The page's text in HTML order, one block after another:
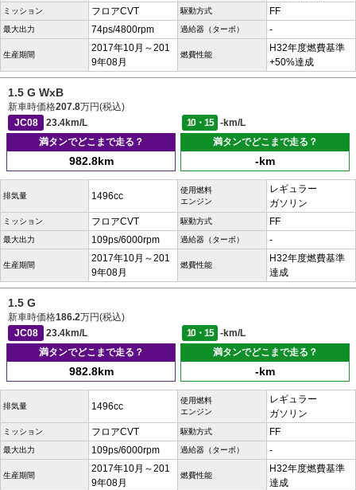
ミッション フロアCVT 駆動方式 FF
最大出力 74ps/4800rpm 過給器（ターボ） -
生産期間
2017年10月～201
9年08月
燃費性能
H32年度燃費基準
+50%達成
1.5 G WxB
新車時価格207.8万円(税込)
JC08
23.4km/L 10・15
-km/L
満タンでどこまで走る？
982.8km
満タンでどこまで走る？
-km
排気量 1496cc
使用燃料
エンジン
レギュラー
ガソリン
ミッション フロアCVT 駆動方式 FF
最大出力 109ps/6000rpm 過給器（ターボ） -
生産期間
2017年10月～201
9年08月
燃費性能
H32年度燃費基準
達成
1.5 G
新車時価格186.2万円(税込)
JC08
23.4km/L 10・15
-km/L
満タンでどこまで走る？
982.8km
満タンでどこまで走る？
-km
排気量 1496cc
使用燃料
エンジン
レギュラー
ガソリン
ミッション フロアCVT 駆動方式 FF
最大出力 109ps/6000rpm 過給器（ターボ） -
生産期間
2017年10月～201
9年08月
燃費性能
H32年度燃費基準
達成